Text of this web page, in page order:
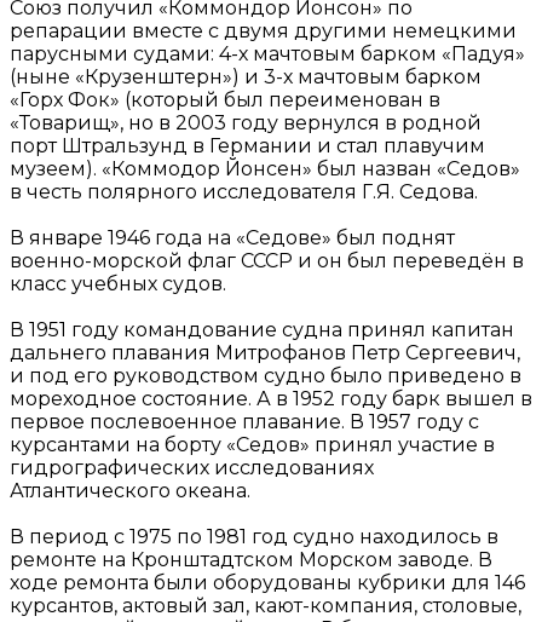
Союз получил «Коммондор Йонсон» по
репарации вместе с двумя другими немецкими
парусными судами: 4-х мачтовым барком «Падуя»
(ныне «Крузенштерн») и 3-х мачтовым барком
«Горх Фок» (который был переименован в
«Товарищ», но в 2003 году вернулся в родной
порт Штральзунд в Германии и стал плавучим
музеем). «Коммодор Йонсен» был назван «Седов»
в честь полярного исследователя Г.Я. Седова.
В январе 1946 года на «Седове» был поднят
военно-морской флаг СССР и он был переведён в
класс учебных судов.
В 1951 году командование судна принял капитан
дальнего плавания Митрофанов Петр Сергеевич,
и под его руководством судно было приведено в
мореходное состояние. А в 1952 году барк вышел в
первое послевоенное плавание. В 1957 году с
курсантами на борту «Седов» принял участие в
гидрографических исследованиях
Атлантического океана.
В период с 1975 по 1981 год судно находилось в
ремонте на Кронштадтском Морском заводе. В
ходе ремонта были оборудованы кубрики для 146
курсантов, актовый зал, кают-компания, столовые,